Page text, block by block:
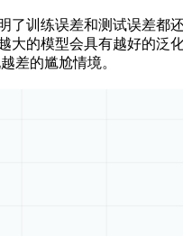
练误差和测试误差都
大的模型会具有越好的
差的尴尬情境。